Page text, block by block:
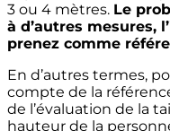
3 ou 4 mètres. Le
à d’autres mesures,
prenez comme
En d’autres termes,
compte de la
de l’évaluation de la
hauteur de la